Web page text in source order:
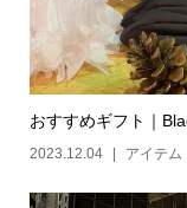
おすすめギフト｜
2023.12.04 アイテム